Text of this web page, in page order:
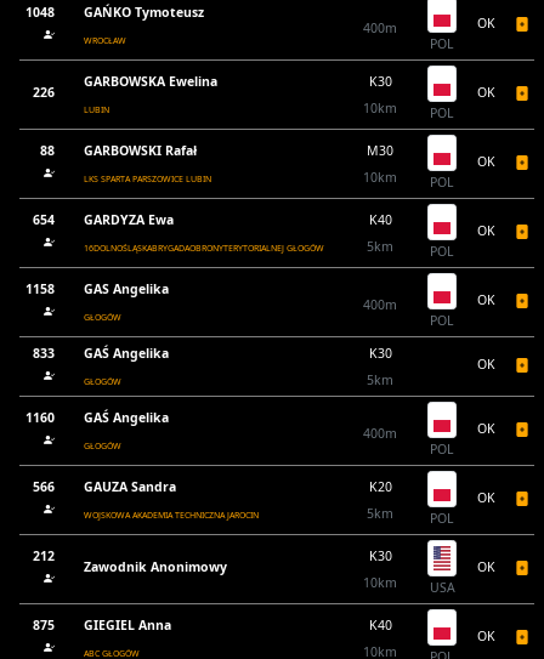
1048 GAŃKO Tymoteusz
WROCŁAW
400m
POL
OK
226
GARBOWSKA Ewelina
LUBIN
K30
10km
POL
OK
88 GARBOWSKI Rafał
LKS SPARTA PARSZOWICE LUBIN
M30
10km
POL
OK
654 GARDYZA Ewa
16DOLNOŚLĄSKABRYGADAOBRONYTERYTORIALNEJ GŁOGÓW
K40
5km
POL
OK
1158 GAS Angelika
GŁOGÓW
400m
POL
OK
833 GAŚ Angelika
GŁOGÓW
K30
5km
OK
1160 GAŚ Angelika
GŁOGÓW
400m
POL
OK
566 GAUZA Sandra
WOJSKOWA AKADEMIA TECHNICZNA JAROCIN
K20
5km
POL
OK
212
Zawodnik Anonimowy
K30
10km
USA
OK
875 GIEGIEL Anna
ABC GŁOGÓW
K40
10km
OK